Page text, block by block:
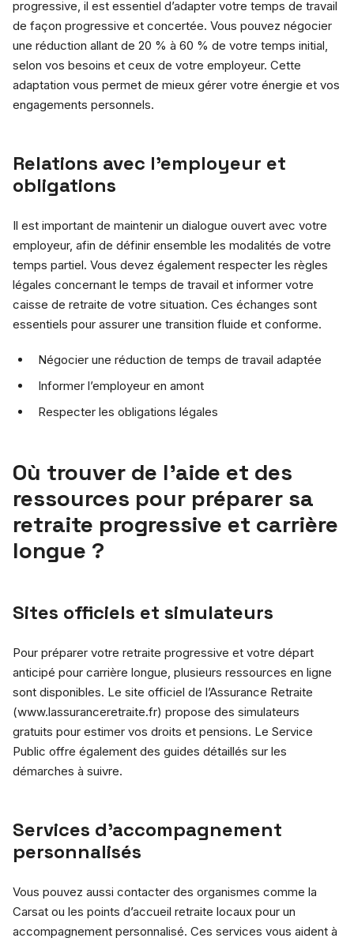
progressive, il est essentiel d’adapter votre temps de travail
de façon progressive et concertée. Vous pouvez négocier
une réduction allant de 20 % à 60 % de votre temps initial,
selon vos besoins et ceux de votre employeur. Cette
adaptation vous permet de mieux gérer votre énergie et vos
engagements personnels.
Relations avec l’employeur et
obligations
Il est important de maintenir un dialogue ouvert avec votre
employeur, afin de définir ensemble les modalités de votre
temps partiel. Vous devez également respecter les règles
légales concernant le temps de travail et informer votre
caisse de retraite de votre situation. Ces échanges sont
essentiels pour assurer une transition fluide et conforme.
Négocier une réduction de temps de travail adaptée
Informer l’employeur en amont
Respecter les obligations légales
Où trouver de l’aide et des
ressources pour préparer sa
retraite progressive et carrière
longue ?
Sites officiels et simulateurs
Pour préparer votre retraite progressive et votre départ
anticipé pour carrière longue, plusieurs ressources en ligne
sont disponibles. Le site officiel de l’Assurance Retraite
(www.lassuranceretraite.fr) propose des simulateurs
gratuits pour estimer vos droits et pensions. Le Service
Public offre également des guides détaillés sur les
démarches à suivre.
Services d’accompagnement
personnalisés
Vous pouvez aussi contacter des organismes comme la
Carsat ou les points d’accueil retraite locaux pour un
accompagnement personnalisé. Ces services vous aident à